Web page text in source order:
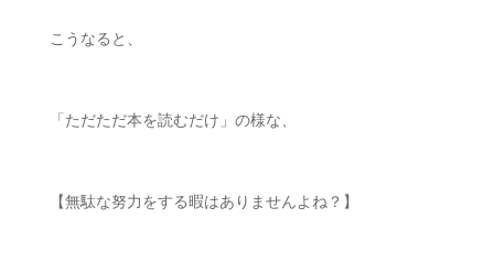
こうなると、
「ただただ本を読むだけ」の様な、
【無駄な努力をする暇はありませんよね？】